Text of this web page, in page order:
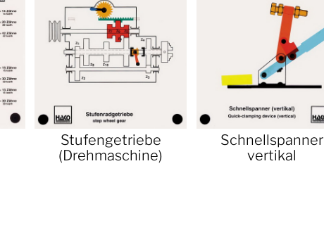
Stufengetriebe
(Drehmaschine)
Schnellspanner
vertikal